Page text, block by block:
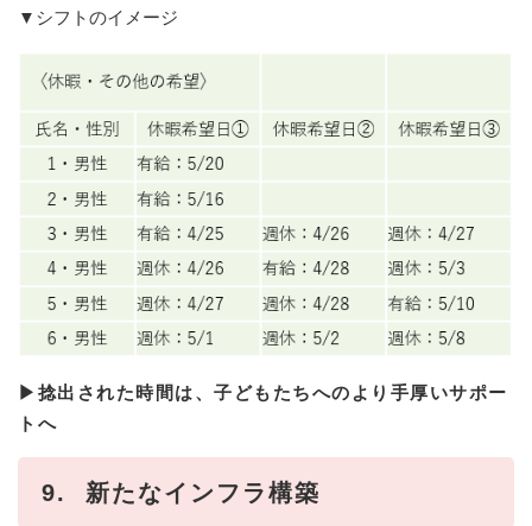
▼シフトのイメージ
▶捻出された時間は、子どもたちへのより手厚いサポー
トへ
9. 新たなインフラ構築​